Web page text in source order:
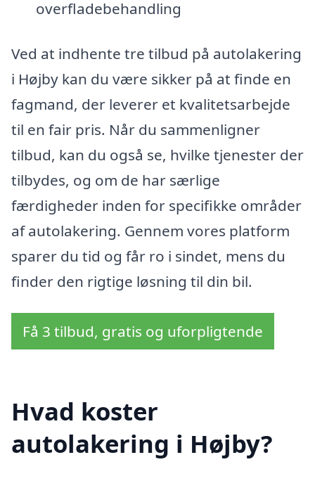
overfladebehandling
Ved at indhente tre tilbud på autolakering
i Højby kan du være sikker på at finde en
fagmand, der leverer et kvalitetsarbejde
til en fair pris. Når du sammenligner
tilbud, kan du også se, hvilke tjenester der
tilbydes, og om de har særlige
færdigheder inden for specifikke områder
af autolakering. Gennem vores platform
sparer du tid og får ro i sindet, mens du
finder den rigtige løsning til din bil.
Få 3 tilbud, gratis og uforpligtende
Hvad koster
autolakering i Højby?